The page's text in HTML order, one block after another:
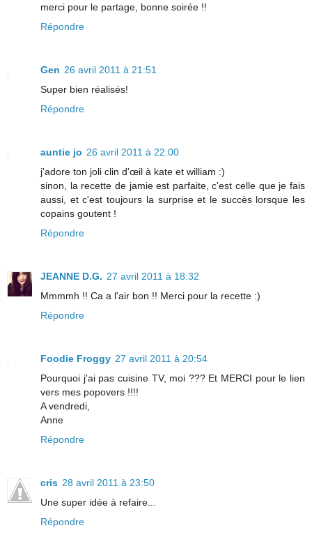
merci pour le partage, bonne soirée !!
Répondre
Gen 26 avril 2011 à 21:51
Super bien réalisés!
Répondre
auntie jo 26 avril 2011 à 22:00
j'adore ton joli clin d'œil à kate et william :)
sinon, la recette de jamie est parfaite, c'est celle que je fais
aussi, et c'est toujours la surprise et le succès lorsque les
copains goutent !
Répondre
JEANNE D.G. 27 avril 2011 à 18:32
Mmmmh !! Ca a l'air bon !! Merci pour la recette :)
Répondre
Foodie Froggy 27 avril 2011 à 20:54
Pourquoi j'ai pas cuisine TV, moi ??? Et MERCI pour le lien
vers mes popovers !!!!
A vendredi,
Anne
Répondre
cris 28 avril 2011 à 23:50
Une super idée à refaire...
Répondre